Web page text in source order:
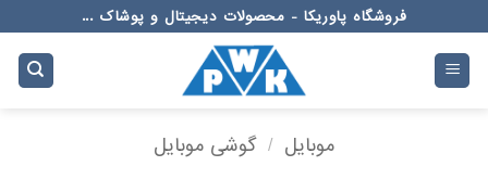
to
content
فروشگاه پاوریکا - محصولات دیجیتال و پوشاک ...
موبایل / گوشی موبایل